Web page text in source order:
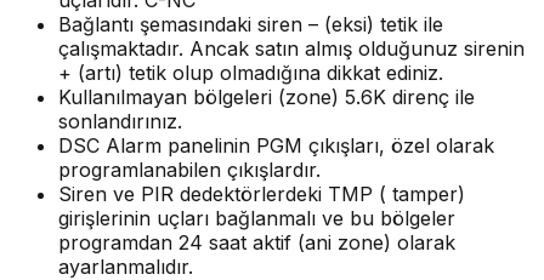
Bağlantı şemasındaki siren – (eksi) tetik ile
çalışmaktadır. Ancak satın almış olduğunuz sirenin
+ (artı) tetik olup olmadığına dikkat ediniz.
Kullanılmayan bölgeleri (zone) 5.6K direnç ile
sonlandırınız.
DSC Alarm panelinin PGM çıkışları, özel olarak
programlanabilen çıkışlardır.
Siren ve PIR dedektörlerdeki TMP ( tamper)
girişlerinin uçları bağlanmalı ve bu bölgeler
programdan 24 saat aktif (ani zone) olarak
ayarlanmalıdır.